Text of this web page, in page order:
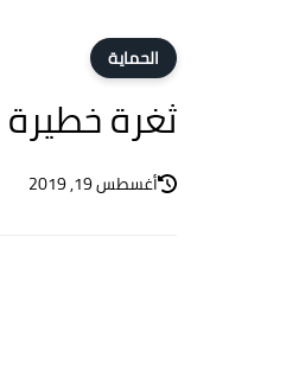
الحماية
ثغرة
أغسطس 19, 2019